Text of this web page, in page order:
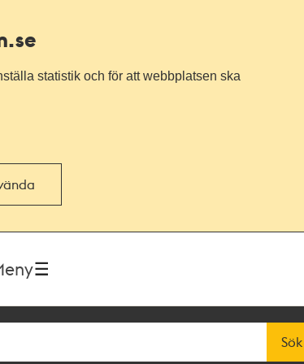
statistik och för att webbplatsen ska
Sök